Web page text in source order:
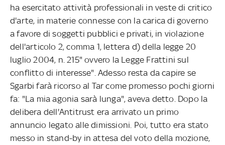
ha esercitato attività professionali in veste di critico
d'arte, in materie connesse con la carica di governo
a favore di soggetti pubblici e privati, in violazione
dell'articolo 2, comma 1, lettera d) della legge 20
luglio 2004, n. 215" ovvero la Legge Frattini sul
conflitto di interesse". Adesso resta da capire se
Sgarbi farà ricorso al Tar come promesso pochi giorni
fa: "La mia agonia sarà lunga", aveva detto. Dopo la
delibera dell'Antitrust era arrivato un primo
annuncio legato alle dimissioni. Poi, tutto era stato
messo in stand-by in attesa del voto della mozione,